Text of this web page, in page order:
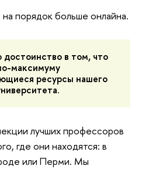
порядок больше онлайна.
в том, что
максимуму
ресурсы нашего
лучших профессоров
где они находятся: в
или Перми. Мы